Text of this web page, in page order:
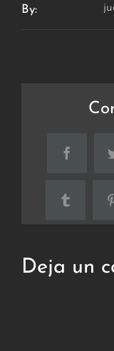
By:
Tumblr
Deja un